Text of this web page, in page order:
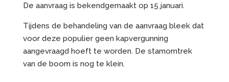
De aanvraag is bekendgemaakt op 15 januari.
Tijdens de behandeling van de aanvraag bleek dat
voor deze populier geen kapvergunning
aangevraagd hoeft te worden. De stamomtrek
van de boom is nog te klein.